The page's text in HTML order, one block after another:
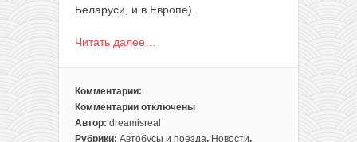
Беларуси, и в Европе).
Читать далее…
Комментарии:
Комментарии
к
записи
отключены
Автор: dreamisreal
Рубрики: Автобусы и поезда, Новости,